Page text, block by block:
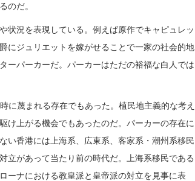
のだ。
状況を表現している。例えば原作でキャピュレッ
にジュリエットを嫁がせることで一家の社会的地
ーパーカーだ。パーカーはただの裕福な白人では
に蔑まれる存在でもあった。植民地主義的な考え
け上がる機会でもあったのだ。パーカーの存在に
い香港には上海系、広東系、客家系・潮州系移民
立があって当たり前の時代だ。上海系移民である
ーナにおける教皇派と皇帝派の対立を見事に表